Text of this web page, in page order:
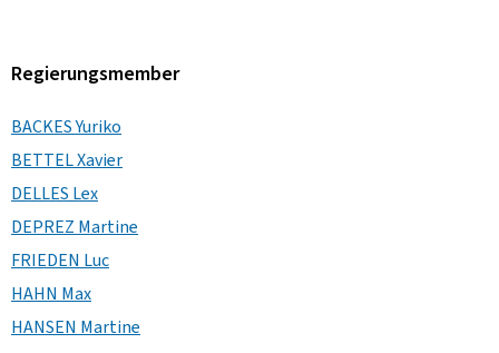
Regierungsmember
BACKES Yuriko
BETTEL Xavier
DELLES Lex
DEPREZ Martine
FRIEDEN Luc
HAHN Max
HANSEN Martine